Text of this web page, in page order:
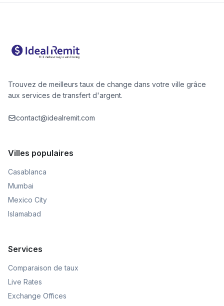
Trouvez de meilleurs taux de change dans votre ville grâce
aux services de transfert d'argent.
contact@idealremit.com
Villes populaires
Casablanca
Mumbai
Mexico City
Islamabad
Services
Comparaison de taux
Live Rates
Exchange Offices